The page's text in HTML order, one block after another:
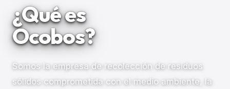
¿Qué es
Ocobos?
Somos la empresa de recolección de residuos
sólidos comprometida con el medio ambiente, la